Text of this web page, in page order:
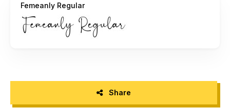
donation :https://www.paypal.me/yudipc
Please visit our store for more amazing fonts :
https://www.behance.net/rantautype
Femeanly Regular
Share